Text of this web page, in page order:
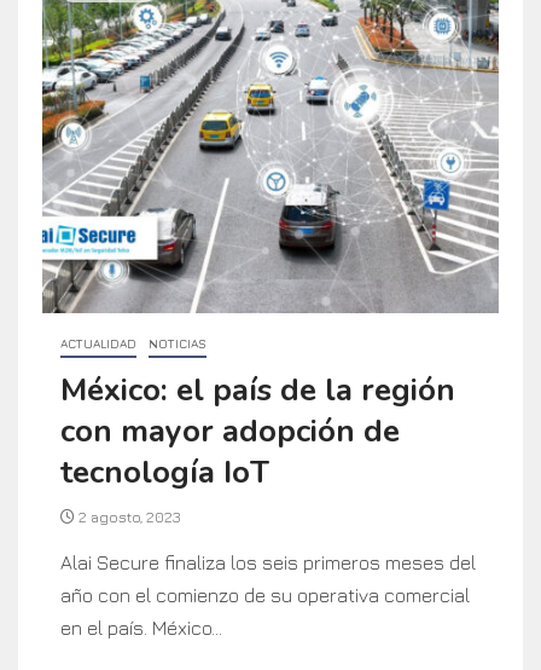
ACTUALIDAD NOTICIAS
México: el país de la región
con mayor adopción de
tecnología IoT
2 agosto, 2023
Alai Secure finaliza los seis primeros meses del
año con el comienzo de su operativa comercial
en el país. México...